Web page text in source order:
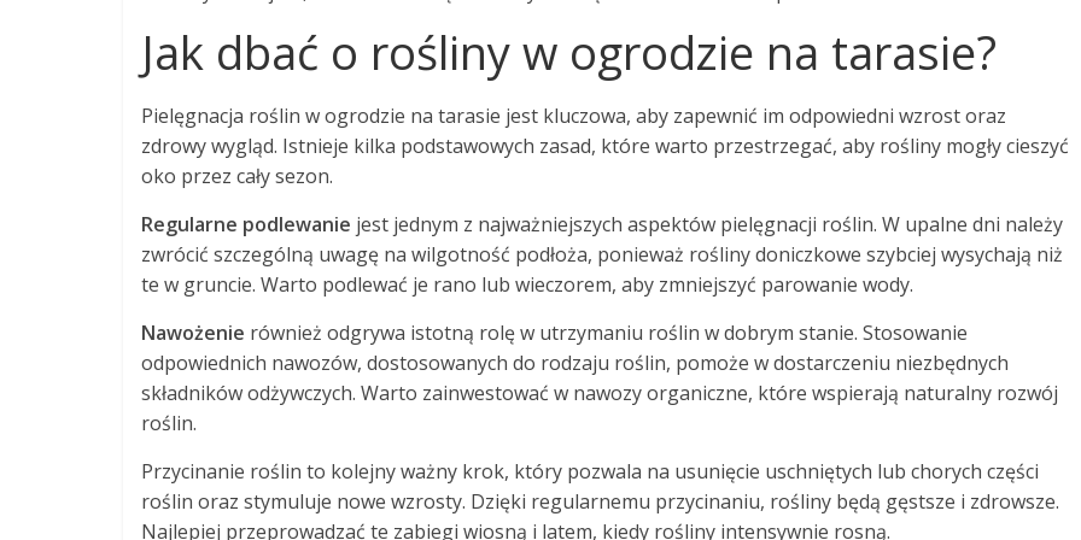
Jak dbać o rośliny w ogrodzie na tarasie?
Pielęgnacja roślin w ogrodzie na tarasie jest kluczowa, aby zapewnić im odpowiedni wzrost oraz
zdrowy wygląd. Istnieje kilka podstawowych zasad, które warto przestrzegać, aby rośliny mogły cieszyć
oko przez cały sezon.
Regularne podlewanie jest jednym z najważniejszych aspektów pielęgnacji roślin. W upalne dni należy
zwrócić szczególną uwagę na wilgotność podłoża, ponieważ rośliny doniczkowe szybciej wysychają niż
te w gruncie. Warto podlewać je rano lub wieczorem, aby zmniejszyć parowanie wody.
Nawożenie również odgrywa istotną rolę w utrzymaniu roślin w dobrym stanie. Stosowanie
odpowiednich nawozów, dostosowanych do rodzaju roślin, pomoże w dostarczeniu niezbędnych
składników odżywczych. Warto zainwestować w nawozy organiczne, które wspierają naturalny rozwój
roślin.
Przycinanie roślin to kolejny ważny krok, który pozwala na usunięcie uschniętych lub chorych części
roślin oraz stymuluje nowe wzrosty. Dzięki regularnemu przycinaniu, rośliny będą gęstsze i zdrowsze.
Najlepiej przeprowadzać te zabiegi wiosną i latem, kiedy rośliny intensywnie rosną.